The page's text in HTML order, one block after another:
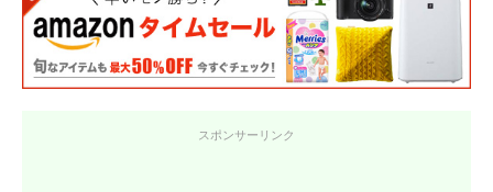
スポンサーリンク